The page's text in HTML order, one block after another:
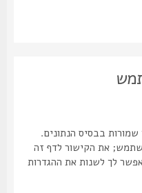
בבסיס הנתונים.
את הקישור לדף זה
לשנות את ההגדרות